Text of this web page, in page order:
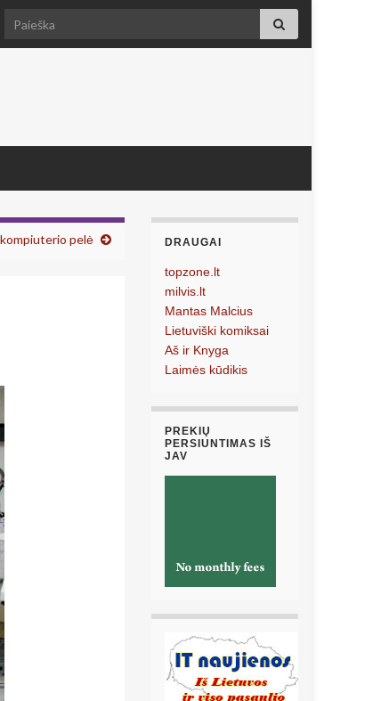
Search for:
pelė DRAUGAI
topzone.lt
milvis.lt
Mantas Malcius
Lietuviški komiksai
Aš ir Knyga
Laimės kūdikis
PREKIŲ
PERSIUNTIMAS IŠ
JAV